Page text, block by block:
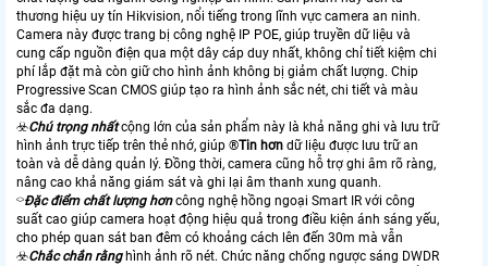
thương hiệu uy tín Hikvision, nổi tiếng trong lĩnh vực camera an ninh.
Camera này được trang bị công nghệ IP POE, giúp truyền dữ liệu và
cung cấp nguồn điện qua một dây cáp duy nhất, không chỉ tiết kiệm chi
phí lắp đặt mà còn giữ cho hình ảnh không bị giảm chất lượng. Chip
Progressive Scan CMOS giúp tạo ra hình ảnh sắc nét, chi tiết và màu
sắc đa dạng.
☣️Chú trọng nhấtcộng lớn của sản phẩm này là khả năng ghi và lưu trữ
hình ảnh trực tiếp trên thẻ nhớ, giúp ®️Tin hơn dữ liệu được lưu trữ an
toàn và dễ dàng quản lý. Đồng thời, camera cũng hỗ trợ ghi âm rõ ràng,
nâng cao khả năng giám sát và ghi lại âm thanh xung quanh.
⌔Đặc điểm chất lượng hơncông nghệ hồng ngoại Smart IR với công
suất cao giúp camera hoạt động hiệu quả trong điều kiện ánh sáng yếu,
cho phép quan sát ban đêm có khoảng cách lên đến 30m mà vẫn
☣️Chắc chắn rằnghình ảnh rõ nét. Chức năng chống ngược sáng DWDR